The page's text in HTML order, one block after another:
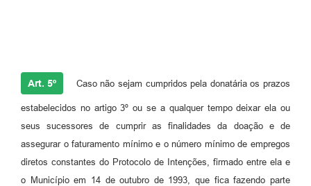
Art. 5º Caso não sejam cumpridos pela donatária os prazos
estabelecidos no artigo 3º ou se a qualquer tempo deixar ela ou
seus sucessores de cumprir as finalidades da doação e de
assegurar o faturamento mínimo e o número mínimo de empregos
diretos constantes do Protocolo de Intenções, firmado entre ela e
o Município em 14 de outubro de 1993, que fica fazendo parte